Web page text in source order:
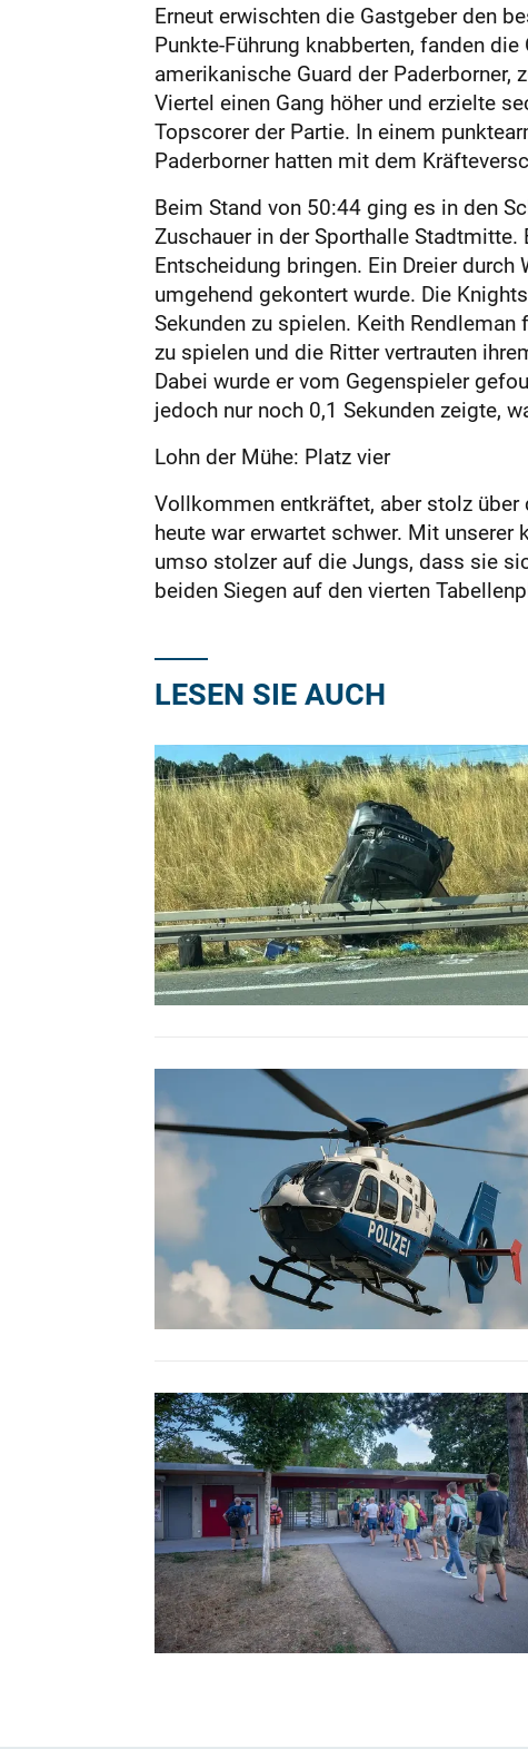
Erneut erwischten die Gastgeber den
Punkte-Führung knabberten, fanden
amerikanische Guard der
Viertel einen Gang höher und erzielte
Topscorer der Partie. In einem
Paderborner hatten mit dem
Beim Stand von 50:44 ging es in den
Zuschauer in der Sporthalle
Entscheidung bringen. Ein Dreier
umgehend gekontert wurde. Die
Sekunden zu spielen. Keith
zu spielen und die Ritter vertrauten
Dabei wurde er vom Gegenspieler
jedoch nur noch 0,1 Sekunden zeigte,
Lohn der Mühe: Platz vier
Vollkommen entkräftet, aber stolz über
heute war erwartet schwer. Mit
umso stolzer auf die Jungs, dass sie
beiden Siegen auf den vierten
LESEN SIE AUCH